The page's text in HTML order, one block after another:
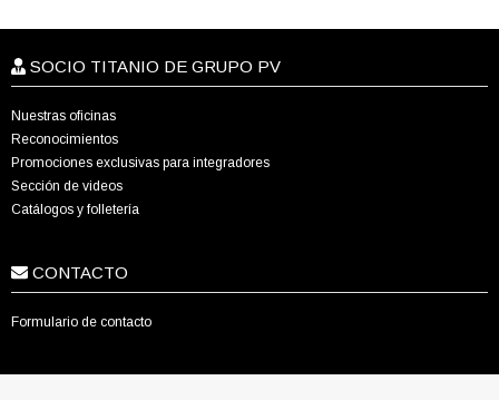
SOCIO TITANIO DE GRUPO PV
Nuestras oficinas
Reconocimientos
Promociones exclusivas para integradores
Sección de videos
Catálogos y folletería
CONTACTO
Formulario de contacto